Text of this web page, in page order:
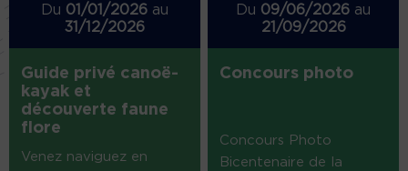
Du 01/01/2026au
31/12/2026
Guide privé canoë-
kayak et
découverte faune
flore
Venez naviguez en
Du 09/06/2026 au
21/09/2026
Concours photo
Concours Photo
Bicentenaire de la